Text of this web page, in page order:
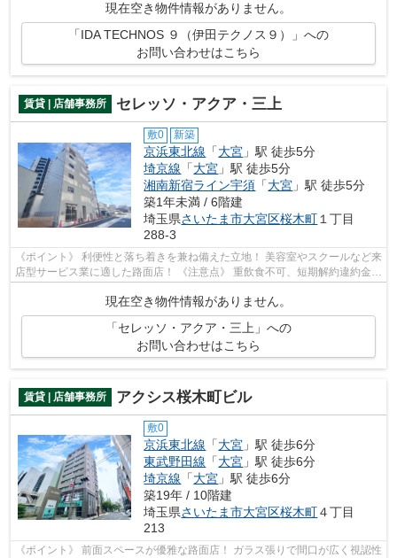
現在空き物件情報がありません。
「IDA TECHNOS ９（伊田テクノス９）」への
お問い合わせはこちら
賃貸 | 店舗事務所 セレッソ・アクア・三上
敷0 新築
京浜東北線 「大宮 」駅 徒歩5分
埼京線 「大宮 」駅 徒歩5分
湘南新宿ライン宇須 「大宮 」駅 徒歩5分
築1年未満 / 6階建
埼玉県さいたま市大宮区桜木町 １丁目
288-3
《ポイント》 利便性と落ち着きを兼ね備えた立地！ 美容室やスクールなど来
店型サービス業に適した路面店！ 《注意点》 重飲食不可、短期解約違約金あ
現在空き物件情報がありません。
「セレッソ・アクア・三上」への
お問い合わせはこちら
賃貸 | 店舗事務所 アクシス桜木町ビル
敷0
京浜東北線 「大宮 」駅 徒歩6分
東武野田線 「大宮 」駅 徒歩6分
埼京線 「大宮 」駅 徒歩6分
築19年 / 10階建
埼玉県さいたま市大宮区桜木町４丁目
213
《ポイント》 前面スペースが優雅な路面店！ ガラス張りで間口が広く視認性